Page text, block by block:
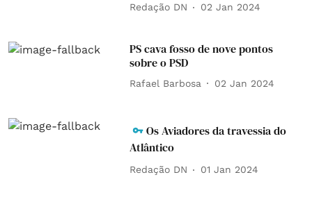
Redação DN 02 Jan 2024
PS cava fosso de nove pontos
sobre o PSD
Rafael Barbosa 02 Jan 2024
Os Aviadores da travessia do
Atlântico
Redação DN 01 Jan 2024